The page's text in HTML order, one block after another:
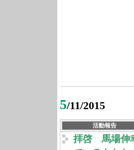
5/11/2015
活動報告
拝啓 馬場伸